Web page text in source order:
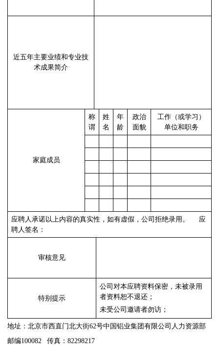
近五年主要业绩和专业技
术成果简介
家庭成员
称
谓
姓
名
年
龄
政治
面貌
工作（或学习）
单位和职务
应聘人承诺以上内容的真实性，如有虚假，公司拒绝录用。
应
聘人签名：
审核意见
特别提示
公司对本应聘资料保密，未被录用
者资料恕不退还；
未受公司邀请者勿访；
地址：北京市西直门北大街62号中国铝业集团 有限公司人力资源部
邮编100082 传真： 82298217